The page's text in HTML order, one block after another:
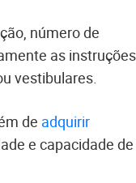
número de
as
vestibulares.
de adquirir
e capacidade de